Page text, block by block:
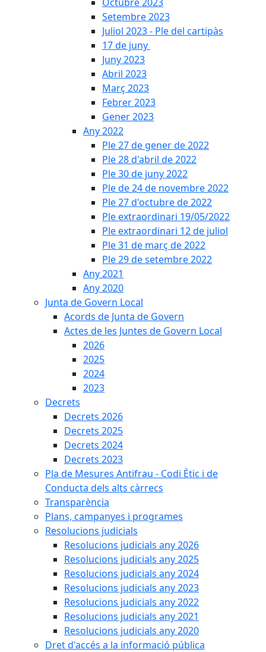
Setembre 2023
Juliol 2023 - Ple del cartipàs
17 de juny
Juny 2023
Abril 2023
Març 2023
Febrer 2023
Gener 2023
Any 2022
Ple 27 de gener de 2022
Ple 28 d'abril de 2022
Ple 30 de juny 2022
Ple de 24 de novembre 2022
Ple 27 d'octubre de 2022
Ple extraordinari 19/05/2022
Ple extraordinari 12 de juliol
Ple 31 de març de 2022
Ple 29 de setembre 2022
Any 2021
Any 2020
Junta de Govern Local
Acords de Junta de Govern
Actes de les Juntes de Govern Local
2026
2025
2024
2023
Decrets
Decrets 2026
Decrets 2025
Decrets 2024
Decrets 2023
Pla de Mesures Antifrau - Codi Ètic i de
Conducta dels alts càrrecs
Transparència
Plans, campanyes i programes
Resolucions judicials
Resolucions judicials any 2026
Resolucions judicials any 2025
Resolucions judicials any 2024
Resolucions judicials any 2023
Resolucions judicials any 2022
Resolucions judicials any 2021
Resolucions judicials any 2020
Dret d'accés a la informació pública